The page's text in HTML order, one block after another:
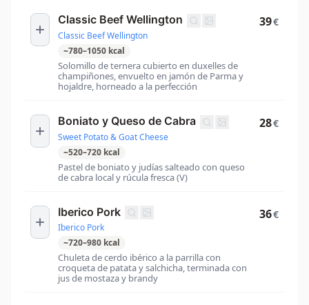
Classic Beef Wellington
Classic Beef Wellington
~780–1050 kcal
Solomillo de ternera cubierto en duxelles de
champiñones, envuelto en jamón de Parma y
hojaldre, horneado a la perfección
39€
Boniato y Queso de Cabra
Sweet Potato & Goat Cheese
~520–720 kcal
Pastel de boniato y judías salteado con queso
de cabra local y rúcula fresca (V)
28€
Iberico Pork
Iberico Pork
~720–980 kcal
Chuleta de cerdo ibérico a la parrilla con
croqueta de patata y salchicha, terminada con
jus de mostaza y brandy
36€